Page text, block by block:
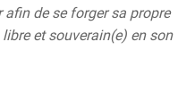
de se forger sa propre
et souverain(e) en son